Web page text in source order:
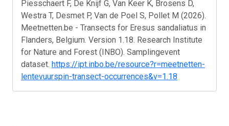
Piesschaert F, De Knijf G, Van Keer K, Brosens D,
Westra T, Desmet P, Van de Poel S, Pollet M (2026).
Meetnetten.be - Transects for Eresus sandaliatus in
Flanders, Belgium. Version 1.18. Research Institute
for Nature and Forest (INBO). Samplingevent
dataset. https://ipt.inbo.be/resource?r=meetnetten-
lentevuurspin-transect-occurrences&v=1.18